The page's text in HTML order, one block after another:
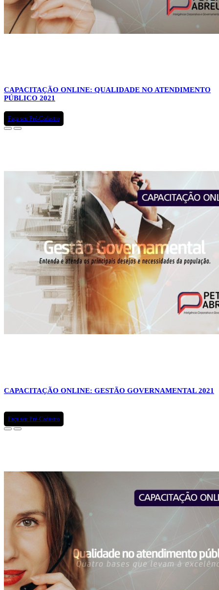
CAPACITAÇÃO ONLINE: QUALIDADE NO ATENDIMENTO
PÚBLICO 2021
Faça seu Pré-Cadastro
CAPACITAÇÃO ONLINE: GESTÃO GOVERNAMENTAL 2021
Faça seu Pré-Cadastro